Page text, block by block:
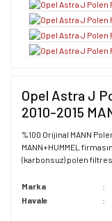
Opel Astra J
2010-2015
%100 Orijinal MANN
MANN+HUMMEL
(karbonsuz) polen
Marka
Havale